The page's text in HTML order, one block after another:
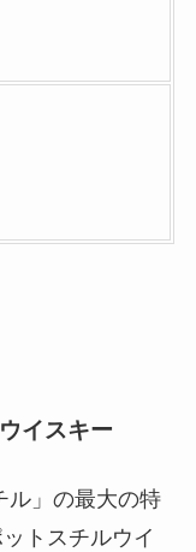
イスキー
ル」の最大の特
トスチルウイ